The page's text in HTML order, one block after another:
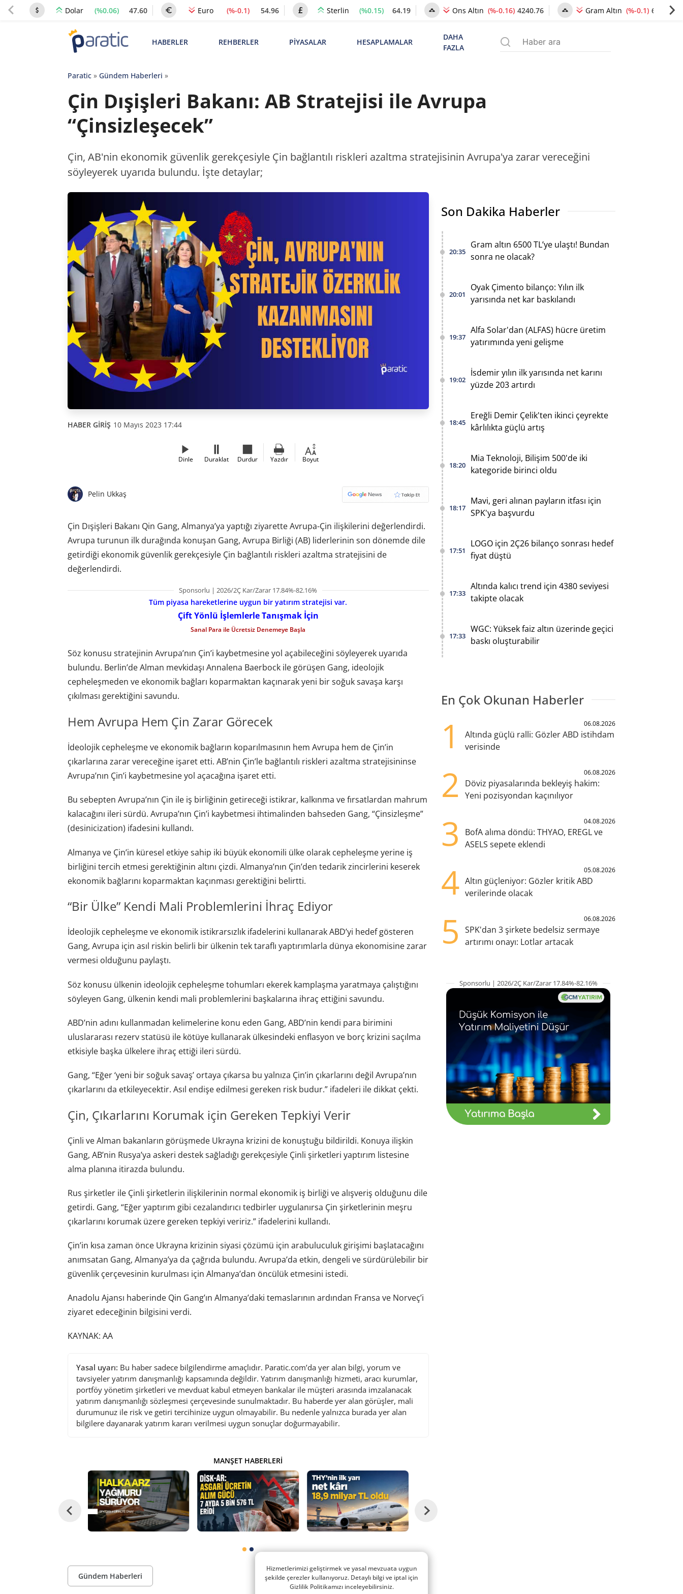
Dolar (%0.06) 47.60 Euro (%-0.1) 54.96 Sterlin (%0.15) 64.19 Ons Altın (%-0.16) 4240.76 Gram Altın (%-0.1) 6489.88
HABERLER REHBERLER PİYASALAR HESAPLAMALAR
DAHA
FAZLA
Paratic» Gündem Haberleri »
Çin Dışişleri Bakanı: AB Stratejisi ile Avrupa
“Çinsizleşecek”
Çin, AB'nin ekonomik güvenlik gerekçesiyle Çin bağlantılı riskleri azaltma stratejisinin Avrupa'ya zarar vereceğini
söyleyerek uyarıda bulundu. İşte detaylar;
HABER GİRİŞ 10 Mayıs 2023 17:44
Dinle Duraklat Durdur Yazdır Boyut
Pelin Ukkaş
Çin Dışişleri Bakanı Qin Gang, Almanya’ya yaptığı ziyarette Avrupa-Çin ilişkilerini değerlendirdi.
Avrupa turunun ilk durağında konuşan Gang, Avrupa Birliği (AB) liderlerinin son dönemde dile
getirdiği ekonomik güvenlik gerekçesiyle Çin bağlantılı riskleri azaltma stratejisini de
değerlendirdi.
Sponsorlu | 2026/2Ç Kar/Zarar 17.84%-82.16%
Tüm piyasa hareketlerine uygun bir yatırım stratejisi var.
Çift Yönlü İşlemlerle Tanışmak İçin
Sanal Para ile Ücretsiz Denemeye Başla
Söz konusu stratejinin Avrupa’nın Çin’i kaybetmesine yol açabileceğini söyleyerek uyarıda
bulundu. Berlin’de Alman mevkidaşı Annalena Baerbock ile görüşen Gang, ideolojik
cepheleşmeden ve ekonomik bağları koparmaktan kaçınarak yeni bir soğuk savaşa karşı
çıkılması gerektiğini savundu.
Hem Avrupa Hem Çin Zarar Görecek
İdeolojik cepheleşme ve ekonomik bağların koparılmasının hem Avrupa hem de Çin’in
çıkarlarına zarar vereceğine işaret etti. AB’nin Çin’le bağlantılı riskleri azaltma stratejisininse
Avrupa’nın Çin’i kaybetmesine yol açacağına işaret etti.
Bu sebepten Avrupa’nın Çin ile iş birliğinin getireceği istikrar, kalkınma ve fırsatlardan mahrum
kalacağını ileri sürdü. Avrupa’nın Çin’i kaybetmesi ihtimalinden bahseden Gang, “Çinsizleşme”
(desinicization) ifadesini kullandı.
Almanya ve Çin’in küresel etkiye sahip iki büyük ekonomili ülke olarak cepheleşme yerine iş
birliğini tercih etmesi gerektiğinin altını çizdi. Almanya’nın Çin’den tedarik zincirlerini keserek
ekonomik bağlarını koparmaktan kaçınması gerektiğini belirtti.
“Bir Ülke” Kendi Mali Problemlerini İhraç Ediyor
İdeolojik cepheleşme ve ekonomik istikrarsızlık ifadelerini kullanarak ABD’yi hedef gösteren
Gang, Avrupa için asıl riskin belirli bir ülkenin tek taraflı yaptırımlarla dünya ekonomisine zarar
vermesi olduğunu paylaştı.
Söz konusu ülkenin ideolojik cepheleşme tohumları ekerek kamplaşma yaratmaya çalıştığını
söyleyen Gang, ülkenin kendi mali problemlerini başkalarına ihraç ettiğini savundu.
ABD’nin adını kullanmadan kelimelerine konu eden Gang, ABD’nin kendi para birimini
uluslararası rezerv statüsü ile kötüye kullanarak ülkesindeki enflasyon ve borç krizini saçılma
etkisiyle başka ülkelere ihraç ettiği ileri sürdü.
Gang, “Eğer ‘yeni bir soğuk savaş’ ortaya çıkarsa bu yalnıza Çin’in çıkarlarını değil Avrupa’nın
çıkarlarını da etkileyecektir. Asıl endişe edilmesi gereken risk budur.” ifadeleri ile dikkat çekti.
Çin, Çıkarlarını Korumak için Gereken Tepkiyi Verir
Çinli ve Alman bakanların görüşmede Ukrayna krizini de konuştuğu bildirildi. Konuya ilişkin
Gang, AB’nin Rusya’ya askeri destek sağladığı gerekçesiyle Çinli şirketleri yaptırım listesine
alma planına itirazda bulundu.
Rus şirketler ile Çinli şirketlerin ilişkilerinin normal ekonomik iş birliği ve alışveriş olduğunu dile
getirdi. Gang, “Eğer yaptırım gibi cezalandırıcı tedbirler uygulanırsa Çin şirketlerinin meşru
çıkarlarını korumak üzere gereken tepkiyi veririz.” ifadelerini kullandı.
Çin’in kısa zaman önce Ukrayna krizinin siyasi çözümü için arabuluculuk girişimi başlatacağını
anımsatan Gang, Almanya’ya da çağrıda bulundu. Avrupa’da etkin, dengeli ve sürdürülebilir bir
güvenlik çerçevesinin kurulması için Almanya’dan öncülük etmesini istedi.
Anadolu Ajansı haberinde Qin Gang’ın Almanya’daki temaslarının ardından Fransa ve Norveç’i
ziyaret edeceğinin bilgisini verdi.
KAYNAK: AA
Yasal uyarı: Bu haber sadece bilgilendirme amaçlıdır. Paratic.com’da yer alan bilgi, yorum ve
tavsiyeler yatırım danışmanlığı kapsamında değildir. Yatırım danışmanlığı hizmeti, aracı kurumlar,
portföy yönetim şirketleri ve mevduat kabul etmeyen bankalar ile müşteri arasında imzalanacak
yatırım danışmanlığı sözleşmesi çerçevesinde sunulmaktadır. Bu haberde yer alan görüşler, mali
durumunuz ile risk ve getiri tercihinize uygun olmayabilir. Bu nedenle yalnızca burada yer alan
bilgilere dayanarak yatırım kararı verilmesi uygun sonuçlar doğurmayabilir.
MANŞET HABERLERI
Gündem Haberleri
Son Dakika Haberler
20:35
Gram altın 6500 TL’ye ulaştı! Bundan
sonra ne olacak?
20:01
Oyak Çimento bilanço: Yılın ilk
yarısında net kar baskılandı
19:37
Alfa Solar'dan (ALFAS) hücre üretim
yatırımında yeni gelişme
19:02
İsdemir yılın ilk yarısında net karını
yüzde 203 artırdı
18:45
Ereğli Demir Çelik'ten ikinci çeyrekte
kârlılıkta güçlü artış
18:20
Mia Teknoloji, Bilişim 500'de iki
kategoride birinci oldu
18:17
Mavi, geri alınan payların itfası için
SPK'ya başvurdu
17:51
LOGO için 2Ç26 bilanço sonrası hedef
fiyat düştü
17:33
Altında kalıcı trend için 4380 seviyesi
takipte olacak
17:33
WGC: Yüksek faiz altın üzerinde geçici
baskı oluşturabilir
En Çok Okunan Haberler
1 06.08.2026
Altında güçlü ralli: Gözler ABD istihdam
verisinde
2 06.08.2026
Döviz piyasalarında bekleyiş hakim:
Yeni pozisyondan kaçınılıyor
3 04.08.2026
BofA alıma döndü: THYAO, EREGL ve
ASELS sepete eklendi
4 05.08.2026
Altın güçleniyor: Gözler kritik ABD
verilerinde olacak
5 06.08.2026
SPK'dan 3 şirkete bedelsiz sermaye
artırımı onayı: Lotlar artacak
Sponsorlu | 2026/2Ç Kar/Zarar 17.84%-82.16%
Hizmetlerimizi geliştirmek ve yasal mevzuata uygun
şekilde çerezler kullanıyoruz. Detaylı bilgi ve iptal için
Gizlilik Politikamızı inceleyebilirsiniz.